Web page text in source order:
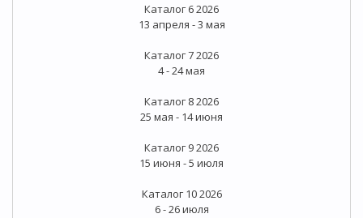
Каталог 6 2026
13 апреля - 3 мая
Каталог 7 2026
4 - 24 мая
Каталог 8 2026
25 мая - 14 июня
Каталог 9 2026
15 июня - 5 июля
Каталог 10 2026
6 - 26 июля